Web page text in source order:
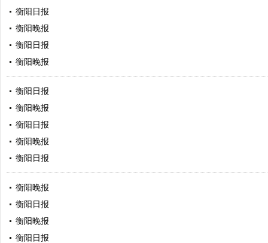
衡阳日报
衡阳晚报
衡阳日报
衡阳晚报
衡阳日报
衡阳晚报
衡阳日报
衡阳晚报
衡阳日报
衡阳晚报
衡阳日报
衡阳晚报
衡阳日报